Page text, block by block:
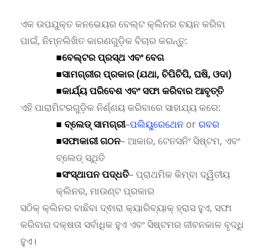
ଏକ ଉପଯୁକ୍ତ କନଭେୟର ବେଲ୍ଟ କ୍ଲିନର ଚୟନ କରିବା
ପାଇଁ, ନିମ୍ନଲିଖିତ କାରଣଗୁଡ଼ିକ ବିଚାର କରନ୍ତୁ:
■ବେଲ୍ଟର ପ୍ରସ୍ଥ ଏବଂ ବେଗ
■ସାମଗ୍ରୀର ପ୍ରକାର (ଯଥା, ଚିପିଚିପି, ଘଷି, ଓଦା)
■କାର୍ଯ୍ୟ ପରିବେଶ ଏବଂ ସଫା କରିବାର ଆବୃତ୍ତି
ଏହି ପାରାମିଟରଗୁଡ଼ିକ ନିର୍ଣ୍ଣୟ କରିବାରେ ସାହାଯ୍ୟ କରେ:
■ ବ୍ଲେଡ୍ ସାମଗ୍ରୀ–ପଲିୟୁରେଥେନ orରବର
■ସଫାକାରୀ ଗଠନ– ଆକାର, ଟେନସନିଂ ସିଷ୍ଟମ, ଏବଂ
ବ୍ଲେଡ୍ ସ୍ଥିତି
■ସଂସ୍ଥାପନ ପଦ୍ଧତି– ପ୍ରାଥମିକ କିମ୍ବା ଦ୍ୱିତୀୟ
କ୍ଲିନର, ମାଉଣ୍ଟ ପ୍ରକାର
ସଠିକ୍ କ୍ଲିନର ବାଛିବା ଦ୍ଵାରା କ୍ୟାରିବ୍ୟାକ୍ ହ୍ରାସ ହୁଏ, ସଫା
କରିବାର ଦକ୍ଷତା ସର୍ବାଧିକ ହୁଏ ଏବଂ ସିଷ୍ଟମର ଜୀବନକାଳ ବୃଦ୍ଧି
ହୁଏ।